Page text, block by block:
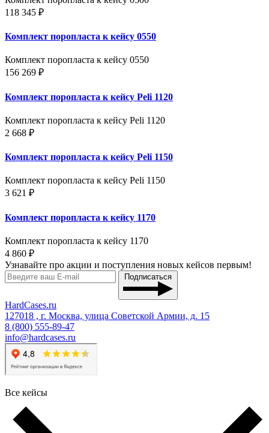
118 345 ₽
Комплект поропласта к кейсу 0550
Комплект поропласта к кейсу 0550
156 269 ₽
Комплект поропласта к кейсу Peli 1120
Комплект поропласта к кейсу Peli 1120
2 668 ₽
Комплект поропласта к кейсу Peli 1150
Комплект поропласта к кейсу Peli 1150
3 621 ₽
Комплект поропласта к кейсу 1170
Комплект поропласта к кейсу 1170
4 860 ₽
Узнавайте про акции и поступления новых кейсов первым!
Подписаться
HardCases.ru
127018 , г. Москва, улица Советской Армии, д. 15
8 (800) 555-89-47
info@hardcases.ru
Все кейсы